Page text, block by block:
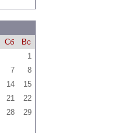
Сб
Вс
1
7
8
14
15
21
22
28
29